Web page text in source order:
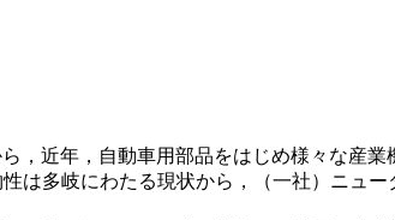
，近年，自動車用部品をはじめ様々な産
は多岐にわたる現状から，（一社）ニュ